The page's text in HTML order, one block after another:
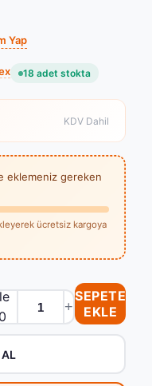
Yap
18 adet stokta
KDV Dahil
eklemeniz gereken
ücretsiz kargoya
SEPETE
EKLE